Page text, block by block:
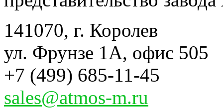
141070, г. Королев
ул. Фрунзе 1А, офис 505
+7 (499) 685-11-45
sales@atmos-m.ru